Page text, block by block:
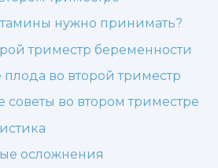
нужно принимать?
триместр беременности
плода во второй триместр
советы во втором триместре
осложнения